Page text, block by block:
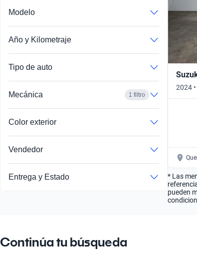
Modelo
Año y Kilometraje
Tipo de auto
Mecánica 1 filtro
Color exterior
Vendedor
Entrega y Estado
2024
GLX
* Las
pueden
Continúa tu búsqueda